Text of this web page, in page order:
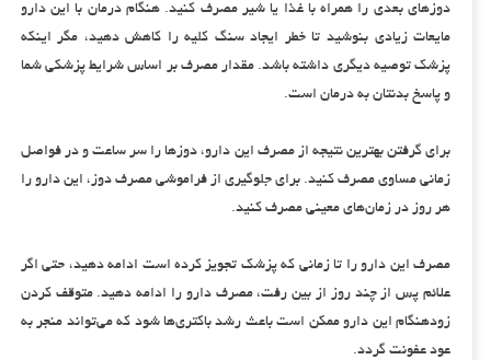
دوزهای بعدی را همراه با غذا یا شیر مصرف کنید. هنگام درمان با این دارو
مایعات زیادی بنوشید تا خطر ایجاد سنگ کلیه را کاهش دهید، مگر اینکه
پزشک توصیه دیگری داشته باشد. مقدار مصرف بر اساس شرایط پزشکی شما
و پاسخ بدنتان به درمان است.
برای گرفتن بهترین نتیجه از مصرف این دارو، دوزها را سر ساعت و در فواصل
زمانی مساوی مصرف کنید. برای جلوگیری از فراموشی مصرف دوز، این دارو را
هر روز در زمان‌های معینی مصرف کنید.
مصرف این دارو را تا زمانی که پزشک تجویز کرده است ادامه دهید، حتی اگر
علائم پس از چند روز از بین رفت، مصرف دارو را ادامه دهید. متوقف کردن
زودهنگام این دارو ممکن است باعث رشد باکتری‌ها شود که می‌تواند منجر به
عود عفونت گردد.